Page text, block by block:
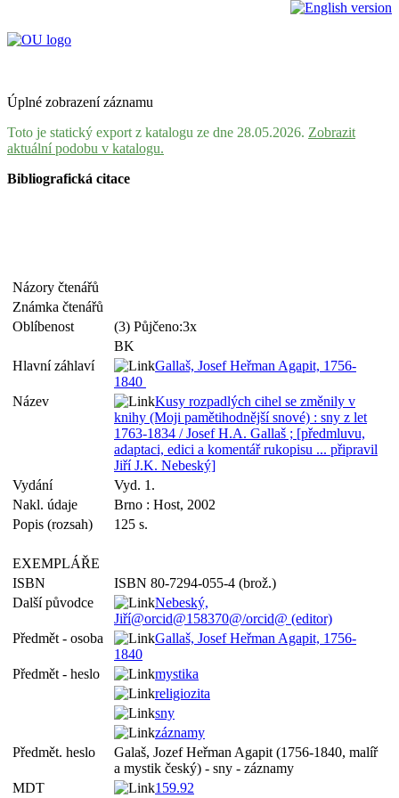
Úplné zobrazení záznamu
Toto je statický export z katalogu ze dne 28.05.2026. Zobrazit
aktuální podobu v katalogu.
Bibliografická citace
Názory čtenářů
Známka čtenářů
Oblíbenost
(3) Půjčeno:3x
BK
Hlavní záhlaví
Gallaš, Josef Heřman Agapit, 1756-
1840
Název
Kusy rozpadlých cihel se změnily v
knihy (Moji pamětihodnější snové) : sny z let
1763-1834 / Josef H.A. Gallaš ; [předmluvu,
adaptaci, edici a komentář rukopisu ... připravil
Jiří J.K. Nebeský]
Vydání
Vyd. 1.
Nakl. údaje
Brno : Host, 2002
Popis (rozsah)
125 s.
EXEMPLÁŘE
ISBN
ISBN 80-7294-055-4 (brož.)
Další původce
Nebeský,
Jiří@orcid@158370@/orcid@ (editor)
Předmět - osoba
Gallaš, Josef Heřman Agapit, 1756-
1840
Předmět - heslo
mystika
religiozita
sny
záznamy
Předmět. heslo
Galaš, Jozef Heřman Agapit (1756-1840, malíř
a mystik český) - sny - záznamy
MDT
159.92